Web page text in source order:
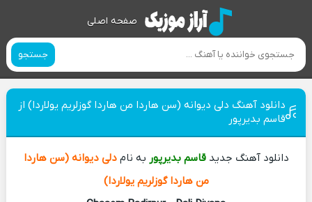
صفحه اصلی
جستجو
دانلود آهنگ دلی دیوانه (سن هاردا من هاردا گوزلریم یولاردا) از
قاسم بدیرپور
دانلود آهنگ جدیدقاسم بدیرپور به نامدلی دیوانه (سن هاردا
من هاردا گوزلریم یولاردا)